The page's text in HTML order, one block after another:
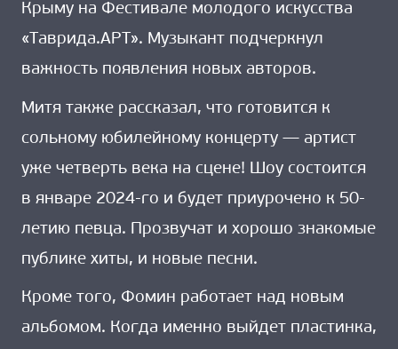
Крыму на Фестивале молодого искусства
«Таврида.АРТ». Музыкант подчеркнул
важность появления новых авторов.
Митя также рассказал, что готовится к
сольному юбилейному концерту — артист
уже четверть века на сцене! Шоу состоится
в январе 2024-го и будет приурочено к 50-
летию певца. Прозвучат и хорошо знакомые
публике хиты, и новые песни.
Кроме того, Фомин работает над новым
альбомом. Когда именно выйдет пластинка,